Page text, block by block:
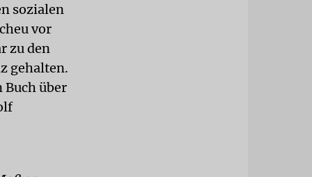
sozialen
vor
zu den
gehalten.
über